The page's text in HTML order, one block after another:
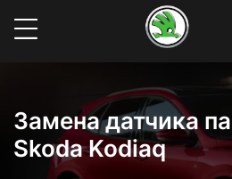
Замена датчика
Skoda Kodiaq